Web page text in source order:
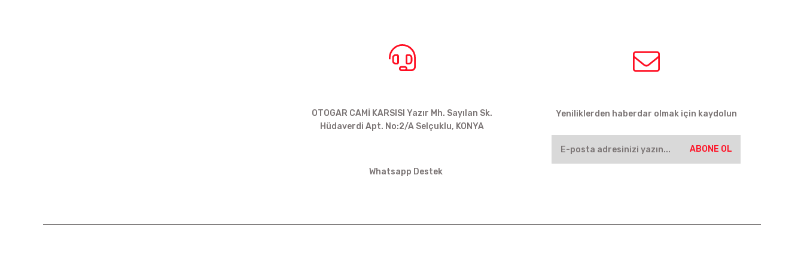
OTOGAR CAMİ KARSISI Yazır Mh. Sayılan Sk.
Hüdaverdi Apt. No:2/A Selçuklu, KONYA
Whatsapp Destek
Yeniliklerden haberdar olmak için kaydolun
ABONE OL